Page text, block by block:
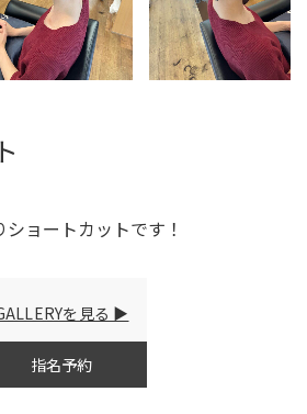
ョートカットです！
を見る
指名予約